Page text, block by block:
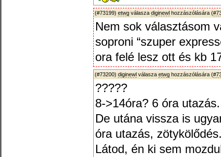
(#73199) etwg válasza diginewl hozzászólására (
Nem sok választásom
soproni “szuper
ora felé lesz ott és kb
(#73200) diginewl válasza etwg hozzászólására (
?????
8->14óra? 6 óra
De utána vissza is
óra utazás,
Látod, én ki sem